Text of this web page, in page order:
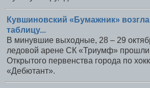
Кувшиновский «Бумажник»
таблицу...
В минувшие выходные, 28 – 29
ледовой арене СК «Триумф» прошли
Открытого первенства города по
«Дебютант».